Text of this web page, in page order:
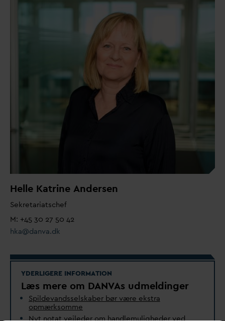
Helle Katrine Andersen
Sekretariatschef
M: +45 30 27 50 42
hka@danva.dk
YDERLIGERE INFORMATION
Læs mere om DANVAs udmeldinger
Spildevandsselskaber bør være ekstra
opmærksomme
Nyt notat vejleder om handlemuligheder ved